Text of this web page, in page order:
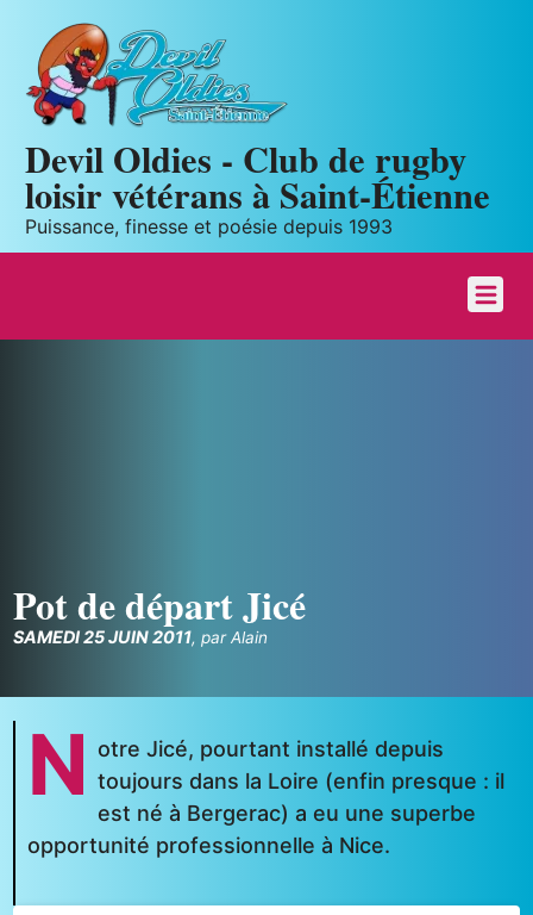
Devil Oldies - Club de rugby
loisir vétérans à Saint-Étienne
Puissance, finesse et poésie depuis 1993
Pot de départ Jicé
SAMEDI 25 JUIN 2011,parAlain
N
otre Jicé, pourtant installé depuis
toujours dans la Loire (enfin presque : il
est né à Bergerac) a eu une superbe
opportunité professionnelle à Nice.